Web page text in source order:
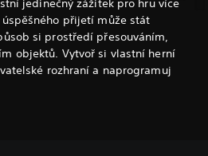
jedinečný zážitek pro hru více
přijetí může stát
si prostředí přesouváním,
objektů. Vytvoř si vlastní herní
rozhraní a naprogramuj